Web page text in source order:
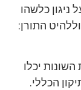
כלשהו
התורן:
יכלו
הכללי.